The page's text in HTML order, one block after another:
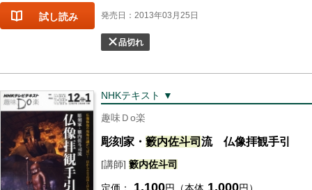
試し読み 発売日：2013年03月25日
品切れ
NHKテキスト ▼
趣味Ｄo楽
彫刻家・ 籔内佐斗司 流 仏像拝観手引
[講師] 籔内佐斗司
1,100 1,000